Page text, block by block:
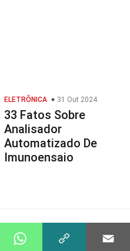
ELETRÔNICA 31 Out 2024
33 Fatos Sobre
Analisador
Automatizado De
Imunoensaio